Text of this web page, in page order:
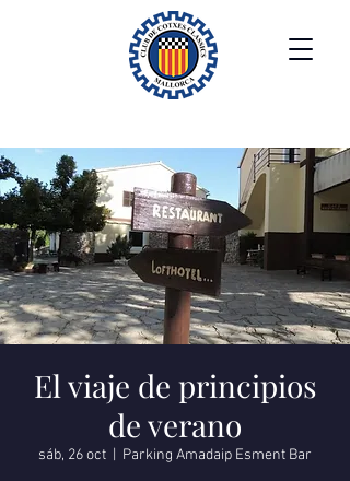
El viaje de principios
de verano
sáb, 26 oct Parking Amadaip Esment Bar